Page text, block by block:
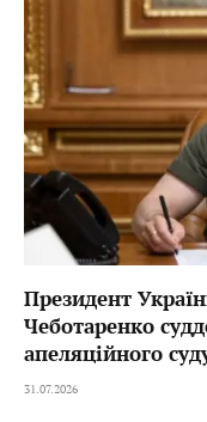
Президент
Чеботаренко
апеляційного
31.07.2026